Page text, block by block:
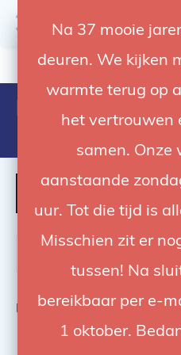
Na 37 mooie
deuren. We kijken
warmte terug op
het vertrouwen
samen. Onze
aanstaande
uur. Tot die tijd is
Misschien zit er
tussen! Na
bereikbaar per e-
1 oktober.
4.92 / 5 op trusted
Products
19367
Bekijk0 van de 0 producten